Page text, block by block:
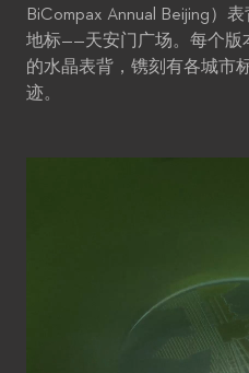
BiCompax Annual Beijing）
地标——天安门广场。每个版
的水晶表背，镌刻有各城市
迹。